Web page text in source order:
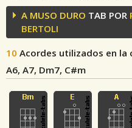
A MUSO DURO TAB POR
BERTOLI
10 Acordes utilizados en la
A6, A7, Dm7, C#m